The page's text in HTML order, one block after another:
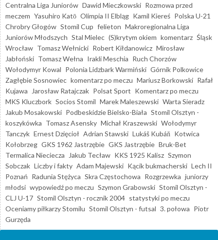
Centralna Liga Juniorów Dawid Mieczkowski Rozmowa przed
meczem Yasuhiro Katō Olimpia II Elbląg Kamil Kiereś Polska U-21
Chrobry Głogów Stomil Cup felieton Makroregionalna Liga
Juniorów Młodszych Stal Mielec (S)krytym okiem komentarz Śląsk
Wrocław Tomasz Wełnicki Robert Kiłdanowicz Mirosław
Jabłoński Tomasz Wełna Irakli Meschia Ruch Chorzów
Wołodymyr Kowal Polonia Lidzbark Warmiński Górnik Polkowice
Zagłębie Sosnowiec komentarz po meczu Mariusz Borkowski Rafał
Kujawa
Jarosław Ratajczak Polsat Sport Komentarz po meczu
MKS Kluczbork Socios Stomil Marek Maleszewski Warta Sieradz
Jakub Mosakowski Podbeskidzie Bielsko-Biała Stomil Olsztyn -
koszykówka Tomasz Asensky Michał Kraszewski Wołodymyr
Tanczyk Ernest Dzięcioł Adrian Stawski Lukáš Kubáň Kotwica
Kołobrzeg GKS 1962 Jastrzębie GKS Jastrzębie Bruk-Bet
Termalica Nieciecza
Jakub Tecław KKS 1925 Kalisz Szymon
Sobczak Liczby i fakty Adam Majewski Kącik bukmacherski Lech II
Poznań Radunia Stężyca Skra Częstochowa Rozgrzewka juniorzy
młodsi wypowiedź po meczu Szymon Grabowski Stomil Olsztyn -
CLJ U-17 Stomil Olsztyn - rocznik 2004 statystyki po meczu
Oceniamy piłkarzy Stomilu Stomil Olsztyn - futsal 3. połowa Piotr
Gurzęda